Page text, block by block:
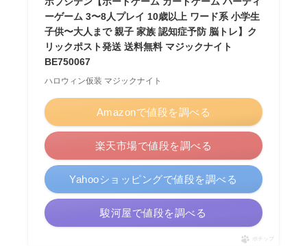
ーゲーム 3〜8人プレイ 10歳以上 ワード系 小学生
子供〜大人まで 親子 家族 認知症予防 脳トレ】ク
リックポスト発送 送料無料 マジックナイト
BE750067
ハロウィン仮装 マジックナイト
Amazonで値段を調べる
楽天市場で値段を調べる
Yahooショッピングで値段を調べる
駿河屋で値段を調べる
ポチップ